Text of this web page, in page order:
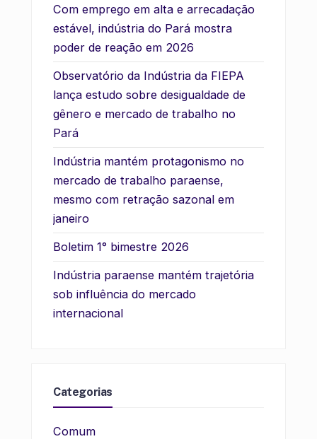
Com emprego em alta e arrecadação
estável, indústria do Pará mostra
poder de reação em 2026
Observatório da Indústria da FIEPA
lança estudo sobre desigualdade de
gênero e mercado de trabalho no
Pará
Indústria mantém protagonismo no
mercado de trabalho paraense,
mesmo com retração sazonal em
janeiro
Boletim 1° bimestre 2026
Indústria paraense mantém trajetória
sob influência do mercado
internacional
Categorias
Comum